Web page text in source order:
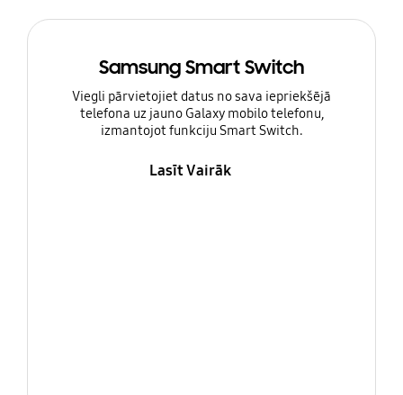
Samsung Smart Switch
Viegli pārvietojiet datus no sava iepriekšējā
telefona uz jauno Galaxy mobilo telefonu,
izmantojot funkciju Smart Switch.
Lasīt Vairāk